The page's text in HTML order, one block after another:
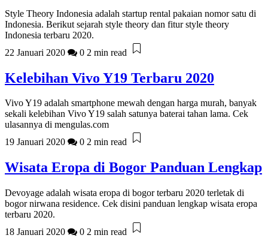
Style Theory Indonesia adalah startup rental pakaian nomor satu di
Indonesia. Berikut sejarah style theory dan fitur style theory
Indonesia terbaru 2020.
22 Januari 2020
0 2 min read
Kelebihan Vivo Y19 Terbaru 2020
Vivo Y19 adalah smartphone mewah dengan harga murah, banyak
sekali kelebihan Vivo Y19 salah satunya baterai tahan lama. Cek
ulasannya di mengulas.com
19 Januari 2020
0 2 min read
Wisata Eropa di Bogor Panduan Lengkap
Devoyage adalah wisata eropa di bogor terbaru 2020 terletak di
bogor nirwana residence. Cek disini panduan lengkap wisata eropa
terbaru 2020.
18 Januari 2020
0 2 min read